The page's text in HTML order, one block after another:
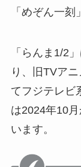
「めぞん一刻
「らんま1/2
り、旧TVア
てフジテレビ
は2024年10
います。